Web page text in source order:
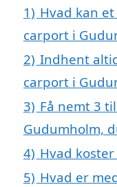
1) Hvad kan
carport i
2) Indhent
carport i
3) Få nemt 3
Gudumholm,
4) Hvad
5) Hvad er